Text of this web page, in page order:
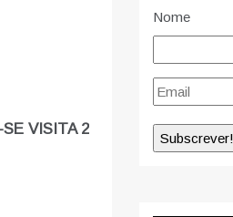
SE VISITA 2
Nome